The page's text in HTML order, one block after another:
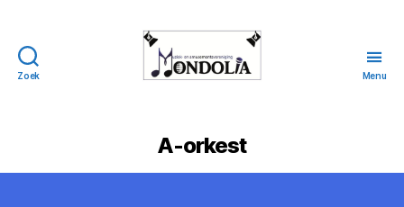
Zoek Menu
A-orkest